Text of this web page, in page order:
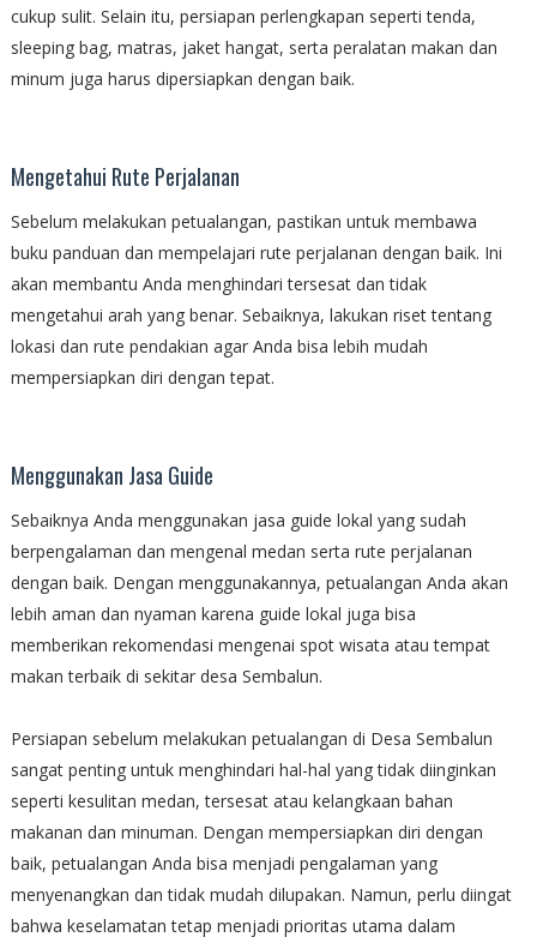
cukup sulit. Selain itu, persiapan perlengkapan seperti tenda,
sleeping bag, matras, jaket hangat, serta peralatan makan dan
minum juga harus dipersiapkan dengan baik.
Mengetahui Rute Perjalanan
Sebelum melakukan petualangan, pastikan untuk membawa
buku panduan dan mempelajari rute perjalanan dengan baik. Ini
akan membantu Anda menghindari tersesat dan tidak
mengetahui arah yang benar. Sebaiknya, lakukan riset tentang
lokasi dan rute pendakian agar Anda bisa lebih mudah
mempersiapkan diri dengan tepat.
Menggunakan Jasa Guide
Sebaiknya Anda menggunakan jasa guide lokal yang sudah
berpengalaman dan mengenal medan serta rute perjalanan
dengan baik. Dengan menggunakannya, petualangan Anda akan
lebih aman dan nyaman karena guide lokal juga bisa
memberikan rekomendasi mengenai spot wisata atau tempat
makan terbaik di sekitar desa Sembalun.
Persiapan sebelum melakukan petualangan di Desa Sembalun
sangat penting untuk menghindari hal-hal yang tidak diinginkan
seperti kesulitan medan, tersesat atau kelangkaan bahan
makanan dan minuman. Dengan mempersiapkan diri dengan
baik, petualangan Anda bisa menjadi pengalaman yang
menyenangkan dan tidak mudah dilupakan. Namun, perlu diingat
bahwa keselamatan tetap menjadi prioritas utama dalam